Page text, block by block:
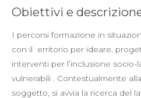
Obiettivi e
I percorsi formazione in
con il erritorio per ideare,
interventi per l’inclusione socio-
vulnerabili . Contestualmente
soggetto, si avvia la ricerca del